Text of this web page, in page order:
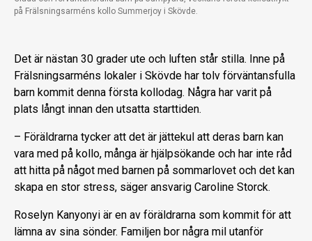
på Frälsningsarméns kollo Summerjoy i Skövde.
Det är nästan 30 grader ute och luften står stilla. Inne på
Frälsningsarméns lokaler i Skövde har tolv förväntansfulla
barn kommit denna första kollodag. Några har varit på
plats långt innan den utsatta starttiden.
– Föräldrarna tycker att det är jättekul att deras barn kan
vara med på kollo, många är hjälpsökande och har inte råd
att hitta på något med barnen på sommarlovet och det kan
skapa en stor stress, säger ansvarig Caroline Storck.
Roselyn Kanyonyi är en av föräldrarna som kommit för att
lämna av sina sönder. Familjen bor några mil utanför